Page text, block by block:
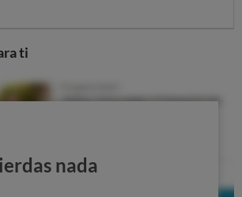
opaca. Tras el uso del cepillo
hemos encontrado diferencias
la limpieza tradicional del rostro y
los productos consiguen
ti
nada